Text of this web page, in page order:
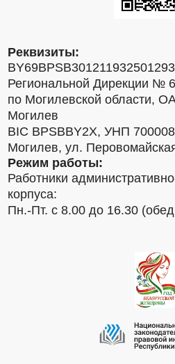
Реквизиты:
Региональной Дирекции №
по Могилевской области,
Могилев
BIC BPSBBY2X, УНП
Могилев, ул.
Режим работы:
Работники
корпуса:
Пн.-Пт. с 8.00 до 16.30